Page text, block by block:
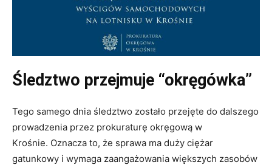
Śledztwo przejmuje “okręgówka”
Tego samego dnia śledztwo zostało przejęte do dalszego
prowadzenia przez prokuraturę okręgową w
Krośnie. Oznacza to, że sprawa ma duży ciężar
gatunkowy i wymaga zaangażowania większych zasobów